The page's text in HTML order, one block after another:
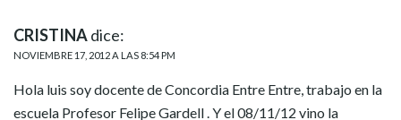
CRISTINAdice:
NOVIEMBRE 17, 2012 A LAS 8:54 PM
Hola luis soy docente de Concordia Entre Entre, trabajo en la
escuela Profesor Felipe Gardell . Y el 08/11/12 vino la